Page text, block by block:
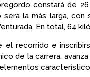
constará de
será la más larga,
En total, 64
el recorrido e
de la carrera,